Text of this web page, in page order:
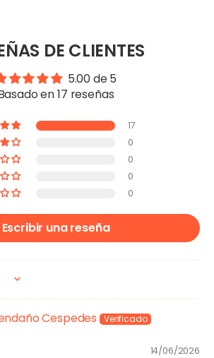
DE CLIENTES
5.00 de 5
en 17 reseñas
17
0
0
0
0
Escribir una reseña
Cespedes
14/06/2026